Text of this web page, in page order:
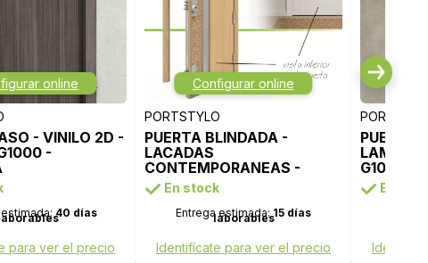
online
- VINILO 2D -
-
estimada:40 días
para ver el precio
Configurar online
PORTSTYLO
PUERTA BLINDADA -
LACADAS
CONTEMPORANEAS -
MODELO 2016 - BLANCO
LACA
En stock
Entrega estimada:15 días
laborables
Identifícate para ver el precio
PUERTA
G1000 -
En